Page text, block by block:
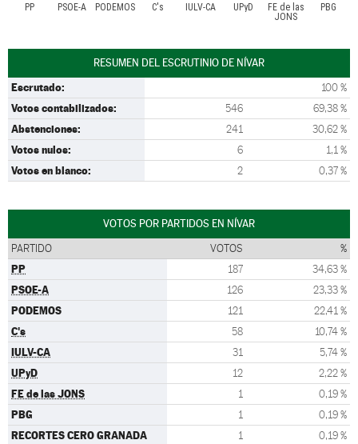
PP PSOE-A PODEMOS C's IULV-CA UPyD
FE de las
JONS
PBG
RESUMEN DEL ESCRUTINIO DE NÍVAR
Escrutado: 100 %
Votos contabilizados: 546 69,38 %
Abstenciones: 241 30,62 %
Votos nulos: 6 1,1 %
Votos en blanco: 2 0,37 %
VOTOS POR PARTIDOS EN NÍVAR
PARTIDO VOTOS %
PP 187 34,63 %
PSOE-A 126 23,33 %
PODEMOS 121 22,41 %
C's 58 10,74 %
IULV-CA 31 5,74 %
UPyD 12 2,22 %
FE de las JONS 1 0,19 %
PBG 1 0,19 %
RECORTES CERO GRANADA 1 0,19 %